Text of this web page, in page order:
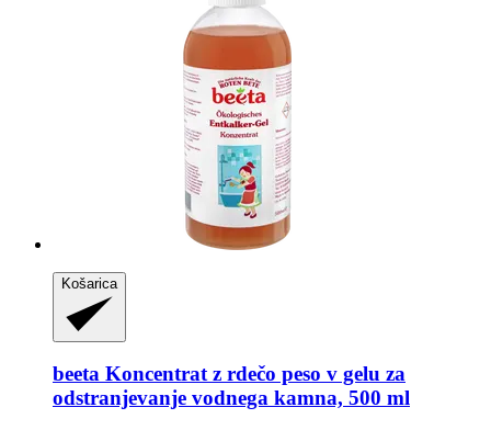
Košarica
beeta Koncentrat z rdečo peso v gelu za
odstranjevanje vodnega kamna, 500 ml